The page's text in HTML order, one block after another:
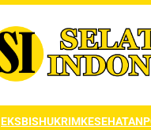
EKSBISHUKRIMKESEHATAN